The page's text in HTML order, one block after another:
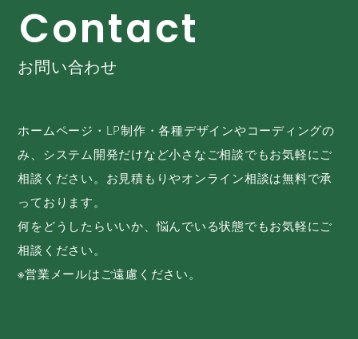
Contact
お問い合わせ
ホームページ・LP制作・各種デザインやコーディングの
み、システム開発だけなど小さなご相談でもお気軽にご
相談ください。お見積もりやオンライン相談は無料で承
っております。
何をどうしたらいいか、悩んでいる状態でもお気軽にご
相談ください。
※営業メールはご遠慮ください。